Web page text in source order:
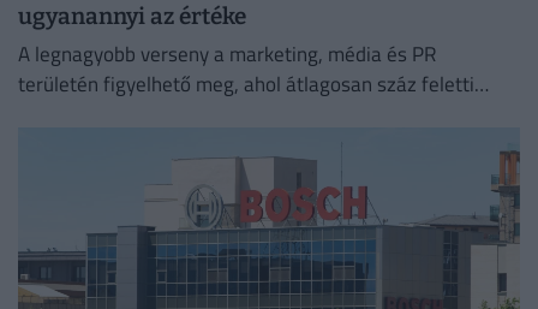
ugyanannyi az értéke
A legnagyobb verseny a marketing, média és PR
területén figyelhető meg, ahol átlagosan száz feletti